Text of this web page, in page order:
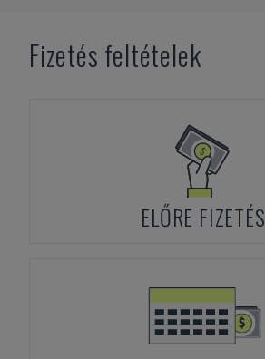
Fizetés feltételek
ELŐRE FIZETÉS